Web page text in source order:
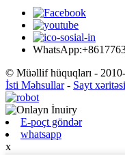
© Müəllif hüquqları -
İsti Məhsullar- Sayt xəritəsi
E-poçt göndər
whatsapp
x